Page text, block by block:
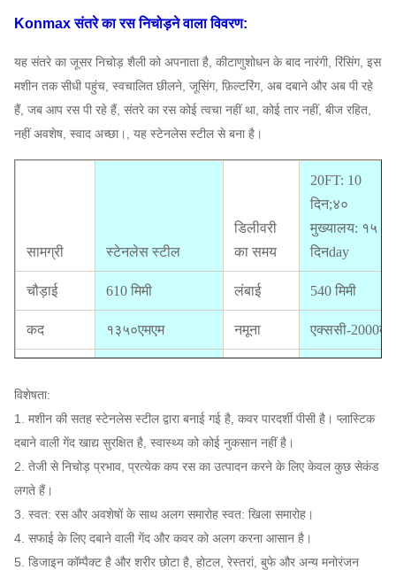
Konmax संतरे का रस निचोड़ने वाला विवरण:
यह संतरे का जूसर निचोड़ शैली को अपनाता है, कीटाणुशोधन के बाद नारंगी, रिंसिंग, इस
मशीन तक सीधी पहुंच, स्वचालित छीलने, जूसिंग, फ़िल्टरिंग, अब दबाने और अब पी रहे
हैं, जब आप रस पी रहे हैं, संतरे का रस कोई त्वचा नहीं था, कोई तार नहीं, बीज रहित,
नहीं अवशेष, स्वाद अच्छा।, यह स्टेनलेस स्टील से बना है।
सामग्री स्टेनलेस स्टील
डिलीवरी
का समय
20FT: 10
दिन;४०
मुख्यालय: १५
दिनday
चौड़ाई 610 मिमी लंबाई 540 मिमी
कद १३५०एमएम नमूना एक्ससी-2000बी
आकार
550*620*1350mm
इलेक्ट्रिक्स
मानक
60HZ
शक्ति 370W
गिनीकृमि 115KG एनडब्ल्यू 109KG
विशेषता:
1. मशीन की सतह स्टेनलेस स्टील द्वारा बनाई गई है, कवर पारदर्शी पीसी है। प्लास्टिक
दबाने वाली गेंद खाद्य सुरक्षित है, स्वास्थ्य को कोई नुकसान नहीं है।
2. तेजी से निचोड़ प्रभाव, प्रत्येक कप रस का उत्पादन करने के लिए केवल कुछ सेकंड
लगते हैं।
3. स्वत: रस और अवशेषों के साथ अलग समारोह स्वत: खिला समारोह।
4. सफाई के लिए दबाने वाली गेंद और कवर को अलग करना आसान है।
5. डिजाइन कॉम्पैक्ट है और शरीर छोटा है, होटल, रेस्तरां, बुफे और अन्य मनोरंजन